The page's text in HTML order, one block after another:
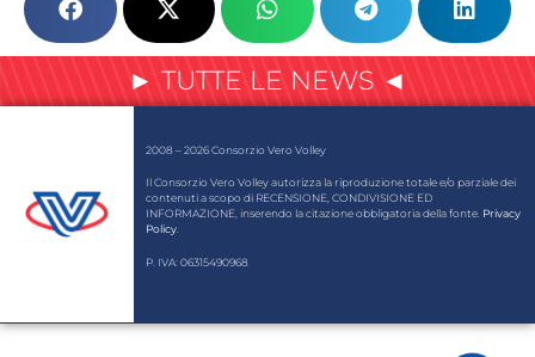
► TUTTE LE NEWS ◄
2008 – 2026 Consorzio Vero Volley
Il Consorzio Vero Volley autorizza la riproduzione totale e/o parziale dei
contenuti a scopo di RECENSIONE, CONDIVISIONE ED
INFORMAZIONE, inserendo la citazione obbligatoria della fonte. Privacy
Policy
P. IVA: 06315490968